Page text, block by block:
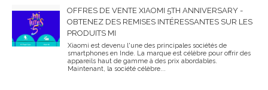
OFFRES DE VENTE XIAOMI 5TH ANNIVERSARY -
OBTENEZ DES REMISES INTÉRESSANTES SUR LES
PRODUITS MI
Xiaomi est devenu l'une des principales sociétés de
smartphones en Inde. La marque est célèbre pour offrir des
appareils haut de gamme à des prix abordables.
Maintenant, la société célèbre...